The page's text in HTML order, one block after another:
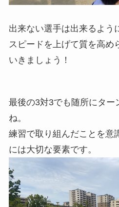
出来ない選手は出来るよう
スピードを上げて質を高め
いきましょう！
最後の3対3でも随所にター
ね。
練習で取り組んだことを意
には大切な要素です。